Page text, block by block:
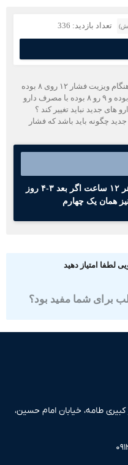
بازدید: 336
در تاریخ ۹۹/۵/۲۰ ویزیت شده اند که در هنگام ویزیت فشار ۱۲ روی ۸ بوده
ولی در منزل کلا قبل ویزیت فشار پایین بوده و ۹ رو ۸ بوده با مصرف دارو
دارو های جدید نباید تغییر کند ؟
باید باشد که فشار
سلام وقت بخیر کارودیلول نصف هر ۱۲ ساعت اگر بعد ۳-۴ روز
یک چهارم
امتیاز دهید
شما مفید بود؟
طامه، خیابان امام حسین،